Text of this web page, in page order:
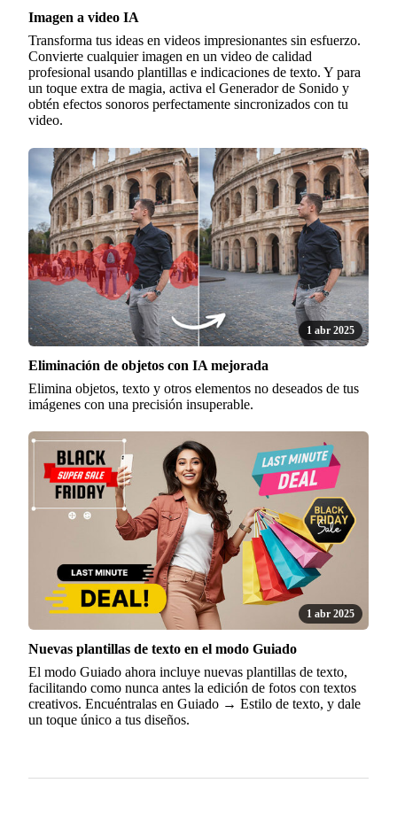
Imagen a video IA
Transforma tus ideas en videos impresionantes sin esfuerzo.
Convierte cualquier imagen en un video de calidad
profesional usando plantillas e indicaciones de texto. Y para
un toque extra de magia, activa el Generador de Sonido y
obtén efectos sonoros perfectamente sincronizados con tu
video.
1 abr 2025
Eliminación de objetos con IA mejorada
Elimina objetos, texto y otros elementos no deseados de tus
imágenes con una precisión insuperable.
1 abr 2025
Nuevas plantillas de texto en el modo Guiado
El modo Guiado ahora incluye nuevas plantillas de texto,
facilitando como nunca antes la edición de fotos con textos
creativos. Encuéntralas en Guiado → Estilo de texto, y dale
un toque único a tus diseños.